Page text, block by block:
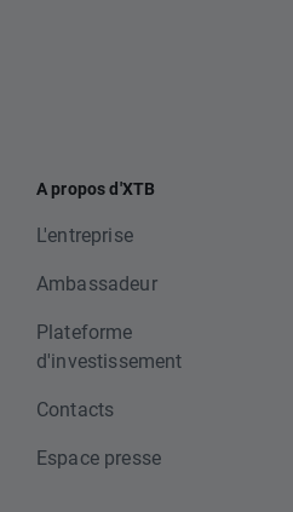
A propos d'XTB
L'entreprise
Ambassadeur
Plateforme
d'investissement
Contacts
Espace presse